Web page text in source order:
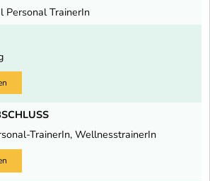
Personal TrainerIn
TrainerIn, WellnesstrainerIn